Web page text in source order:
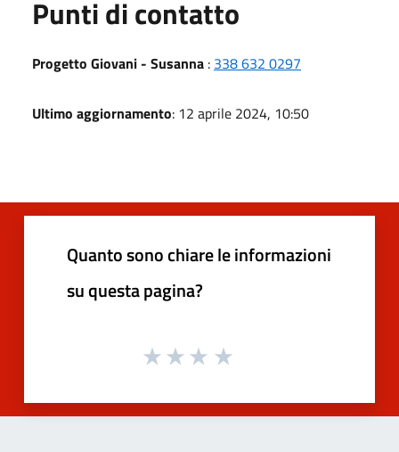
Punti di contatto
Progetto Giovani - Susanna : 338 632 0297
Ultimo aggiornamento: 12 aprile 2024, 10:50
Quanto sono chiare le informazioni
su questa pagina?